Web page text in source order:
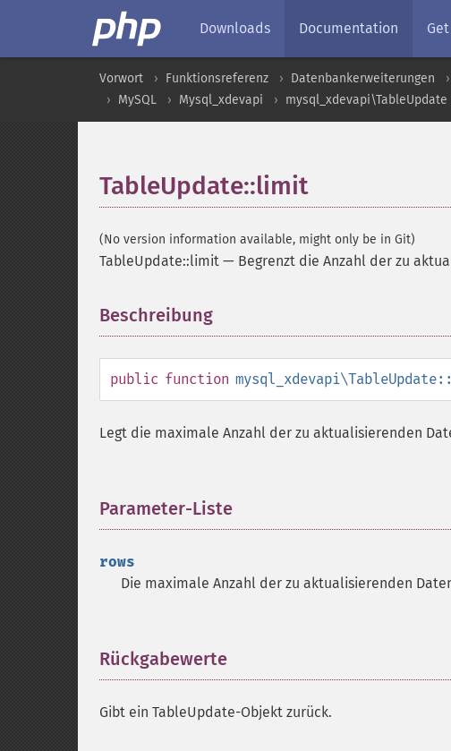
Downloads Documentation
Vorwort Funktionsreferenz Datenbankerweiterungen
MySQL
Mysql_xdevapi mysql_xdevapi\TableUpdate
TableUpdate::limit
(No version information available, might only be in Git)
TableUpdate::limit — Begrenzt die Anzahl der zu
Beschreibung
public function
Legt die maximale Anzahl der zu aktualisierenden
Parameter-Liste
rows
Die maximale Anzahl der zu aktualisierenden
Rückgabewerte
Gibt ein TableUpdate-Objekt zurück.